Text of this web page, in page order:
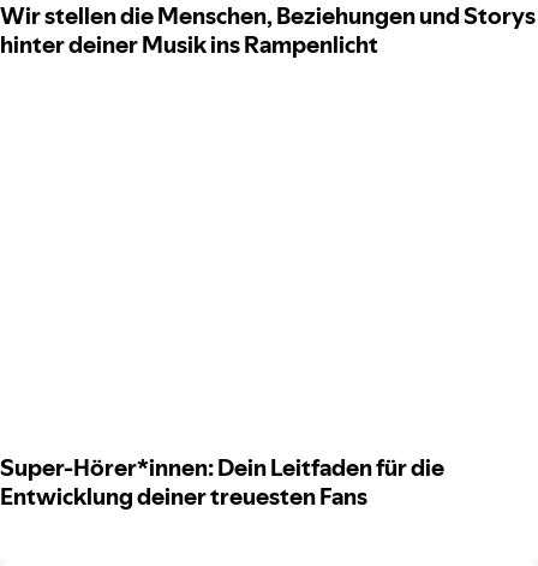
Wir stellen die Menschen, Beziehungen und Storys
hinter deiner Musik ins Rampenlicht
Super-Hörer*innen: Dein Leitfaden für die
Entwicklung deiner treuesten Fans